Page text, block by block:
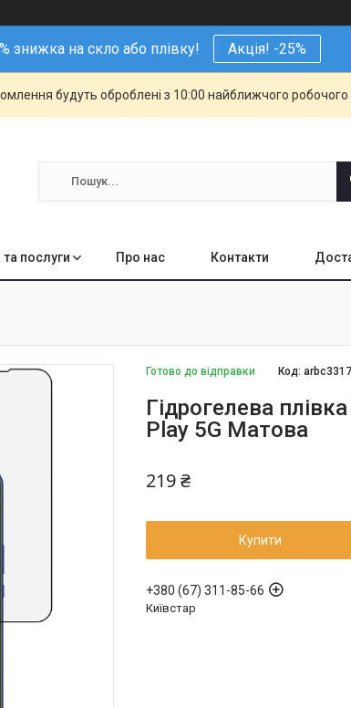
знижка на скло або плівку! Акція! -25%
будуть оброблені з 10:00 найближчого робочого
послуги Про нас Контакти
Готово до відправки Код:
Гідрогелева
Play 5G Матова
219 ₴
Купити
+380 (67) 311-85-66
Київстар